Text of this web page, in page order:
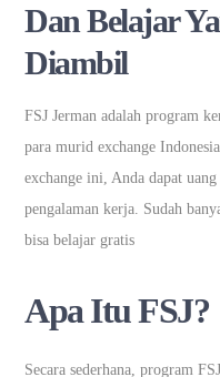
Dan Belajar
Diambil
FSJ Jerman adalah program
para murid exchange
exchange ini, Anda dapat
pengalaman kerja. Sudah
bisa belajar gratis
Apa Itu FSJ?
Secara sederhana, program